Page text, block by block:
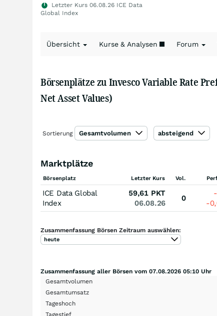
Letzter Kurs 06.08.26 ICE Data
Global Index
Übersicht Kurse & Analysen Forum
Börsenplätze zu Invesco Variable Rate
Net Asset Values)
Sortierung Gesamtvolumen absteigend
Marktplätze
Börsenplatz Letzter Kurs Vol.
ICE Data Global
Index
59,61 PKT
06.08.26
0
-
Zusammenfassung Börsen Zeitraum auswählen:
heute
Zusammenfassung aller Börsen vom 07.08.2026 05:10 Uhr
Gesamtvolumen
Gesamtumsatz
Tageshoch
Tagestief